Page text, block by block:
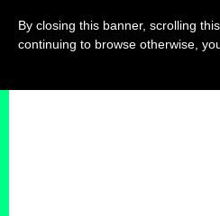
By closing this banner, scrolling
continuing to browse otherwise,